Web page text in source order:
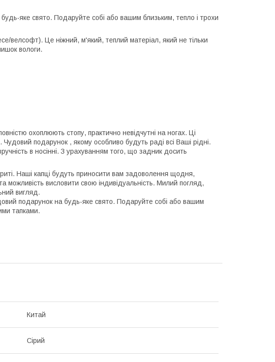
яке свято. Подаруйте собі або вашим близьким, тепло і трохи
велсофт). Це ніжний, м'який, теплий матеріал, який не тільки
вологи.
охоплюють стопу, практично невідчутні на ногах. Ці
подарунок , якому особливо будуть раді всі Ваші рідні.
в носінні. З урахуванням того, що задник досить
Наші капці будуть приносити вам задоволення щодня,
висловити свою індивідуальність. Милий погляд,
вигляд.
подарунок на будь-яке свято. Подаруйте собі або вашим
тапками.
Китай
Сірий